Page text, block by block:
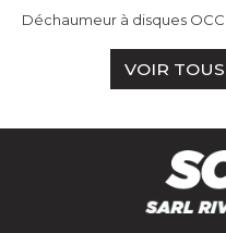
Déchaumeur à disques
VOIR